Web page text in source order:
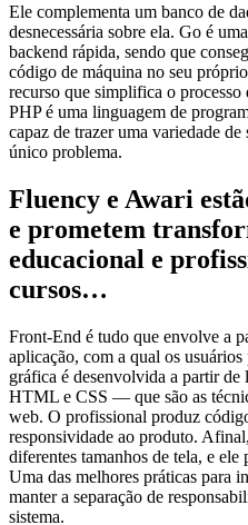
Ele complementa um banco de
desnecessária sobre ela. Go é
backend rápida, sendo que
código de máquina no seu
recurso que simplifica o
PHP é uma linguagem de
capaz de trazer uma variedade
único problema.
Fluency e Awari
e prometem
educacional e
cursos…
Front-End é tudo que envolve a
aplicação, com a qual os
gráfica é desenvolvida a partir de
HTML e CSS — que são as
web. O profissional produz
responsividade ao produto.
diferentes tamanhos de tela, e
Uma das melhores práticas para
manter a separação de
sistema.